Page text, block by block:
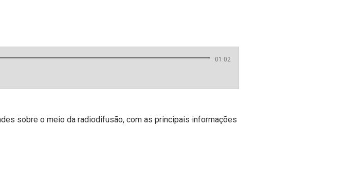
01:02
sobre o meio da radiodifusão, com as principais informações